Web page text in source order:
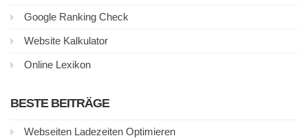
Google Ranking Check
Website Kalkulator
Online Lexikon
BESTE BEITRÄGE
Webseiten Ladezeiten Optimieren